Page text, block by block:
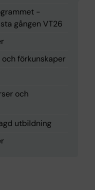
-
gången VT26
förkunskaper
och
utbildning